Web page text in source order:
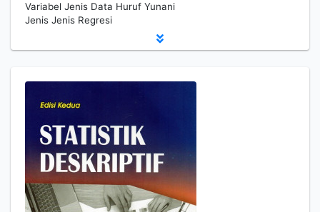
Variabel Jenis Data Huruf Yunani
Jenis Jenis Regresi